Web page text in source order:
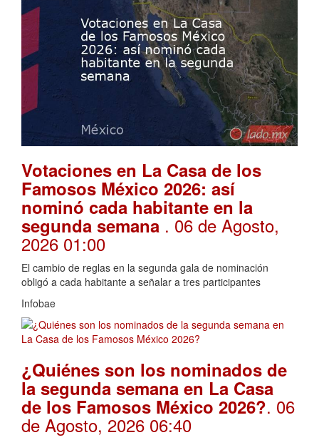
Votaciones en La Casa de los
Famosos México 2026: así
nominó cada habitante en la
segunda semana . 06 de Agosto,
2026 01:00
El cambio de reglas en la segunda gala de nominación
obligó a cada habitante a señalar a tres participantes
Infobae
¿Quiénes son los nominados de
la segunda semana en La Casa
de los Famosos México 2026?. 06
de Agosto, 2026 06:40